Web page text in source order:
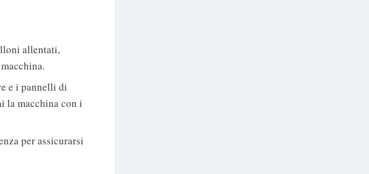
allentati,
e i pannelli di
la macchina con i
per assicurarsi